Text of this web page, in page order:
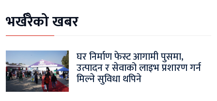
भर्खरैको खबर
घर निर्माण फेस्ट आगामी पुसमा,
उत्पादन र सेवाको लाइभ प्रशारण गर्न
मिल्ने सुविधा थपिने